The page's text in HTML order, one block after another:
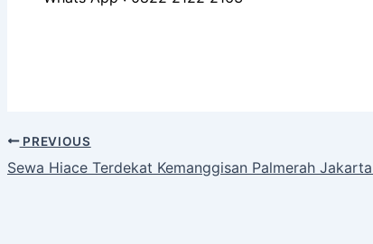
PREVIOUS
Sewa Hiace Terdekat Kemanggisan Palmerah